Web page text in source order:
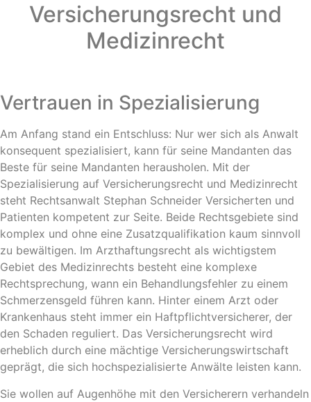
Versicherungsrecht und
Medizinrecht
Vertrauen in Spezialisierung
Am Anfang stand ein Entschluss: Nur wer sich als Anwalt
konsequent spezialisiert, kann für seine Mandanten das
Beste für seine Mandanten herausholen. Mit der
Spezialisierung auf Versicherungsrecht und Medizinrecht
steht Rechtsanwalt Stephan Schneider Versicherten und
Patienten kompetent zur Seite. Beide Rechtsgebiete sind
komplex und ohne eine Zusatzqualifikation kaum sinnvoll
zu bewältigen. Im Arzthaftungsrecht als wichtigstem
Gebiet des Medizinrechts besteht eine komplexe
Rechtsprechung, wann ein Behandlungsfehler zu einem
Schmerzensgeld führen kann. Hinter einem Arzt oder
Krankenhaus steht immer ein Haftpflichtversicherer, der
den Schaden reguliert. Das Versicherungsrecht wird
erheblich durch eine mächtige Versicherungswirtschaft
geprägt, die sich hochspezialisierte Anwälte leisten kann.
Sie wollen auf Augenhöhe mit den Versicherern verhandeln